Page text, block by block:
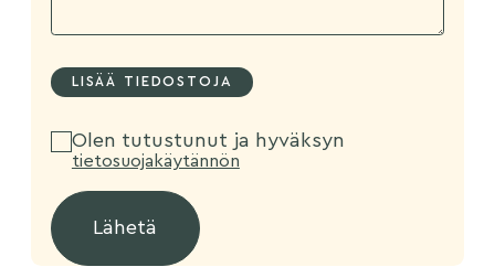
Olen tutustunut ja hyväksyn
tietosuojakäytännön